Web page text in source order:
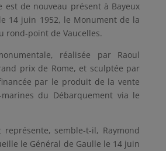
est de nouveau présent à Bayeux
14 juin 1952, le Monument de la
rond-point de Vaucelles.
réalisée par Raoul
prix de Rome, et sculptée par
par le produit de la vente
marines du Débarquement via le
représente, semble-t-il, Raymond
le Général de Gaulle le 14 juin